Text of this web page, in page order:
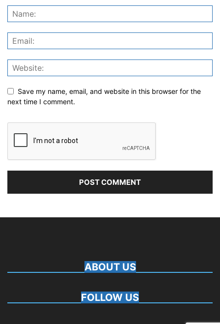
Save my name, email, and website in this browser for the
next time I comment.
ABOUT US
FOLLOW US